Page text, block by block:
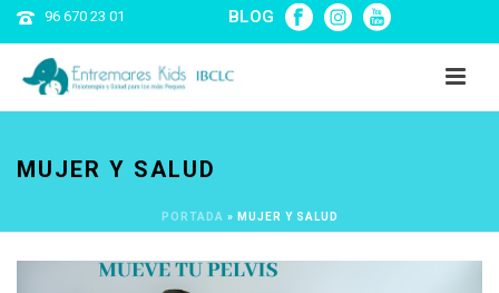
96 670 23 01 BLOG
MUJER Y SALUD
PORTADA » MUJER Y SALUD